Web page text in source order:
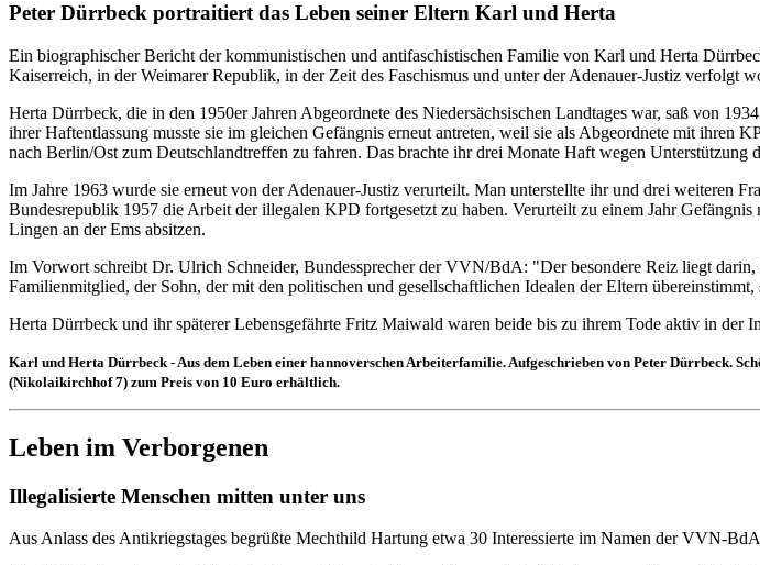
Peter Dürrbeck portraitiert das Leben seiner Eltern Karl und Herta
Ein biographischer Bericht der kommunistischen und antifaschistischen Familie von Karl und Herta
Kaiserreich, in der Weimarer Republik, in der Zeit des Faschismus und unter der Adenauer-Justiz verfolgt
Herta Dürrbeck, die in den 1950er Jahren Abgeordnete des Niedersächsischen Landtages war, saß von
ihrer Haftentlassung musste sie im gleichen Gefängnis erneut antreten, weil sie als Abgeordnete mit
nach Berlin/Ost zum Deutschlandtreffen zu fahren. Das brachte ihr drei Monate Haft wegen Unterstützung
Im Jahre 1963 wurde sie erneut von der Adenauer-Justiz verurteilt. Man unterstellte ihr und drei weiteren
Bundesrepublik 1957 die Arbeit der illegalen KPD fortgesetzt zu haben. Verurteilt zu einem Jahr
Lingen an der Ems absitzen.
Im Vorwort schreibt Dr. Ulrich Schneider, Bundessprecher der VVN/BdA: "Der besondere Reiz liegt darin,
Familienmitglied, der Sohn, der mit den politischen und gesellschaftlichen Idealen der Eltern
Herta Dürrbeck und ihr späterer Lebensgefährte Fritz Maiwald waren beide bis zu ihrem Tode aktiv in
Karl und Herta Dürrbeck - Aus dem Leben einer hannoverschen Arbeiterfamilie. Aufgeschrieben von Peter Dürrbeck.
(Nikolaikirchhof 7) zum Preis von 10 Euro erhältlich.
Leben im Verborgenen
Illegalisierte Menschen mitten unter uns
Aus Anlass des Antikriegstages begrüßte Mechthild Hartung etwa 30 Interessierte im Namen der VVN-